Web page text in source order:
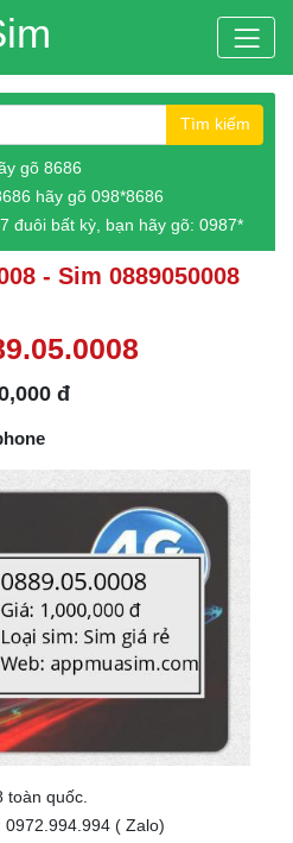
Tìm kiếm
gõ 8686
hãy gõ 098*8686
đuôi bất kỳ, bạn hãy gõ: 0987*
- Sim 0889050008
đ
toàn quốc.
( Zalo)